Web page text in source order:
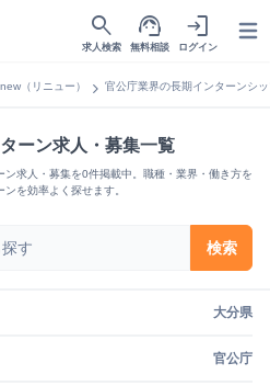
search
求人検索
support_agent
無料相談
login
ログイン
（リニュー） chevron_right 官公庁業界の長期インターンシ
ーン求人・募集一覧
求人・募集を0件掲載中。職種・業界・働き方を
を効率よく探せます。
検索
大分県
官公庁